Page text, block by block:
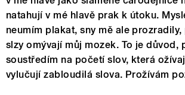
natahují v mé hlavě prak k útoku.
neumím plakat, sny mě ale
slzy omývají můj mozek. To je důvod,
soustředím na početí slov, která
vylučují zabloudilá slova. Prožívám